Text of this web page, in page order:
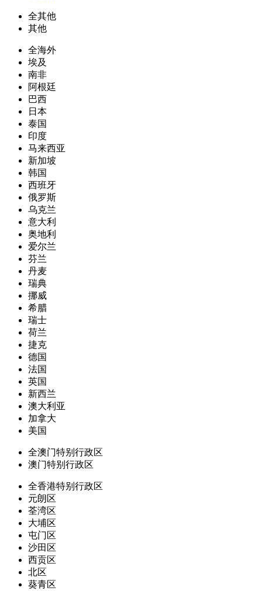
全其他
其他
全海外
埃及
南非
阿根廷
巴西
日本
泰国
印度
马来西亚
新加坡
韩国
西班牙
俄罗斯
乌克兰
意大利
奥地利
爱尔兰
芬兰
丹麦
瑞典
挪威
希腊
瑞士
荷兰
捷克
德国
法国
英国
新西兰
澳大利亚
加拿大
美国
全澳门特别行政区
澳门特别行政区
全香港特别行政区
元朗区
荃湾区
大埔区
屯门区
沙田区
西贡区
北区
葵青区